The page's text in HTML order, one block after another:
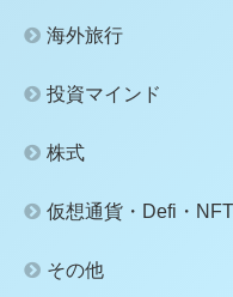
海外旅行
投資マインド
株式
仮想通貨・Defi・NFT
その他